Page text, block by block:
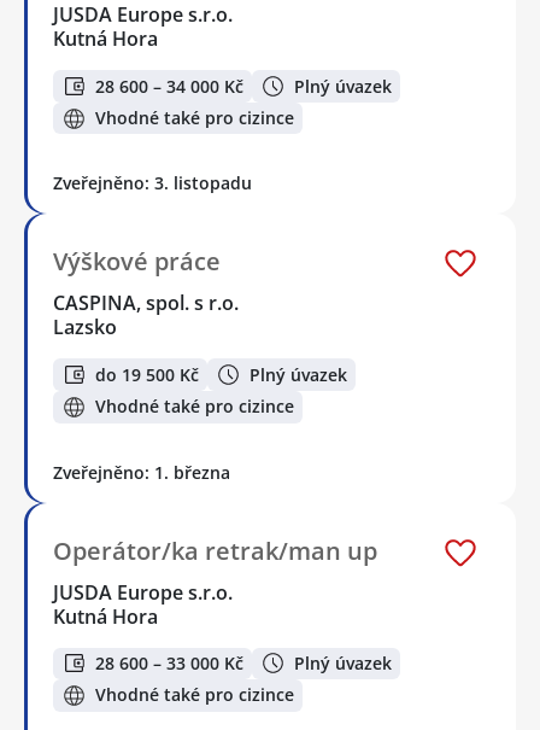
JUSDA Europe s.r.o.
Kutná Hora
28 600 – 34 000 Kč
Plný úvazek
Vhodné také pro cizince
Zveřejněno: 3. listopadu
Výškové práce
CASPINA, spol. s r.o.
Lazsko
do 19 500 Kč
Plný úvazek
Vhodné také pro cizince
Zveřejněno: 1. března
Operátor/ka retrak/man up
JUSDA Europe s.r.o.
Kutná Hora
28 600 – 33 000 Kč
Plný úvazek
Vhodné také pro cizince